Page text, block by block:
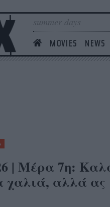
summer days
MOVIES NEWS
| Mέρα 7η:
χαλιά, αλλά ας